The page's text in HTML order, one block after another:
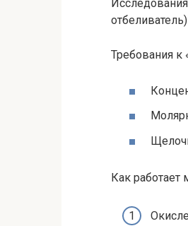
Требования к
Как работает